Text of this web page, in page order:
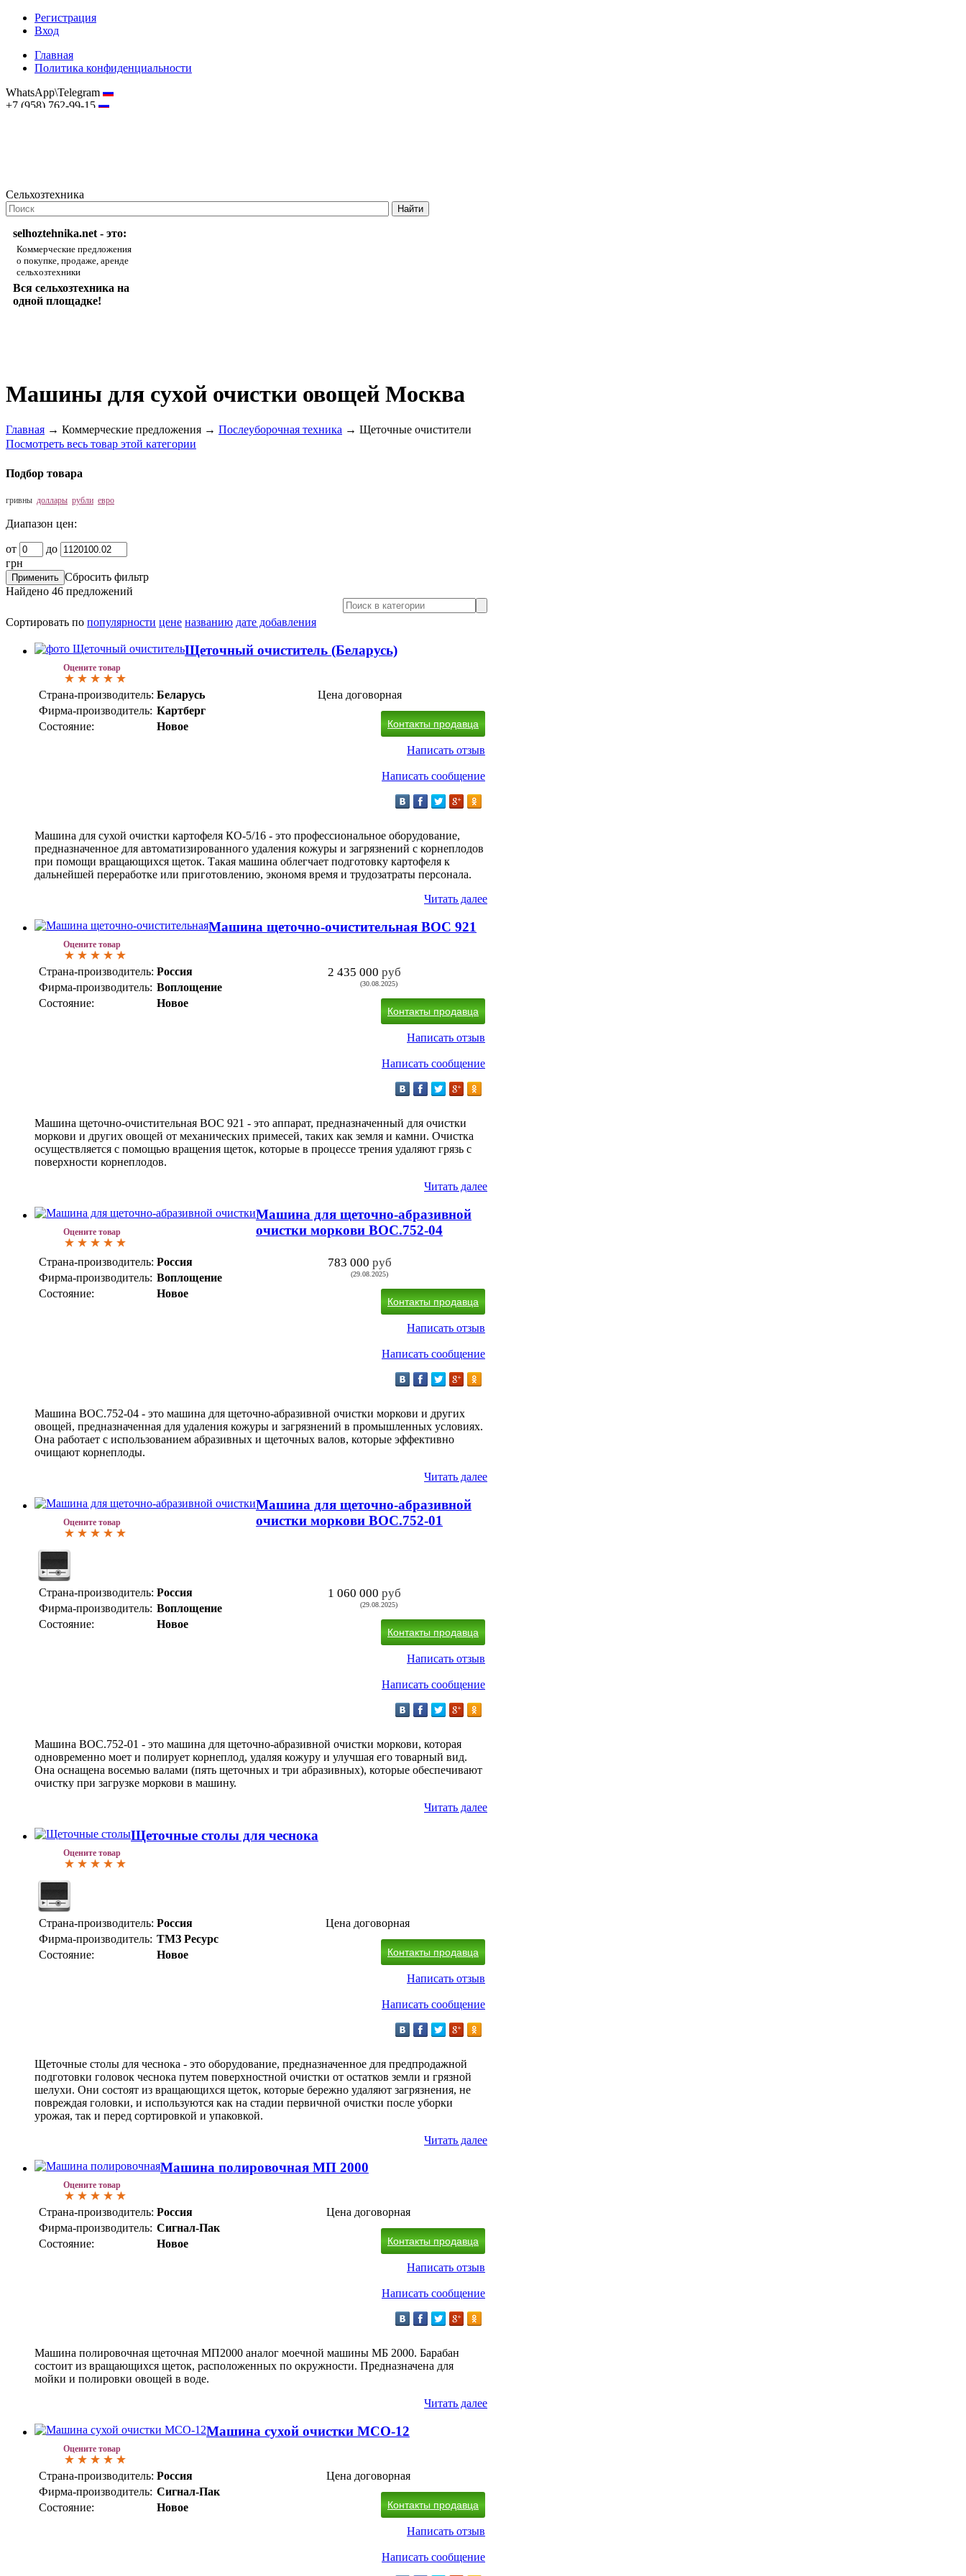
Регистрация
Вход
Главная
Политика конфиденциальности
WhatsApp\Telegram
+7 (958) 762-99-15
Сельхозтехника
selhoztehnika.net - это:
Коммерческие предложения
о покупке, продаже, аренде
сельхозтехники
Вся сельхозтехника на
одной площадке!
Машины для сухой очистки овощей Москва
Главная → Коммерческие предложения → Послеуборочная техника → Щеточные очистители
Посмотреть весь товар этой категории
Подбор товара
гривны доллары рубли евро
Диапазон цен:
от
до
грн
Сбросить фильтр
Найдено 46 предложений
Сортировать по популярности цене названию дате добавления
Оцените товар
Щеточный очиститель (Беларусь)
Страна-производитель: Беларусь
Фирма-производитель: Картберг
Состояние:
Новое
Цена договорная
Контакты продавца
Написать отзыв
Написать сообщение
Машина для сухой очистки картофеля КО-5/16 - это профессиональное оборудование,
предназначенное для автоматизированного удаления кожуры и загрязнений с корнеплодов
при помощи вращающихся щеток. Такая машина облегчает подготовку картофеля к
дальнейшей переработке или приготовлению, экономя время и трудозатраты персонала.
Читать далее
Оцените товар
Машина щеточно-очистительная ВОС 921
Страна-производитель: Россия
Фирма-производитель: Воплощение
Состояние:
Новое
2 435 000 руб
(30.08.2025)
Контакты продавца
Написать отзыв
Написать сообщение
Машина щеточно-очистительная ВОС 921 - это аппарат, предназначенный для очистки
моркови и других овощей от механических примесей, таких как земля и камни. Очистка
осуществляется с помощью вращения щеток, которые в процессе трения удаляют грязь с
поверхности корнеплодов.
Читать далее
Оцените товар
Машина для щеточно-абразивной
очистки моркови ВОС.752-04
Страна-производитель: Россия
Фирма-производитель: Воплощение
Состояние:
Новое
783 000 руб
(29.08.2025)
Контакты продавца
Написать отзыв
Написать сообщение
Машина ВОС.752-04 - это машина для щеточно-абразивной очистки моркови и других
овощей, предназначенная для удаления кожуры и загрязнений в промышленных условиях.
Она работает с использованием абразивных и щеточных валов, которые эффективно
очищают корнеплоды.
Читать далее
Оцените товар
Машина для щеточно-абразивной
очистки моркови ВОС.752-01
Страна-производитель: Россия
Фирма-производитель: Воплощение
Состояние:
Новое
1 060 000 руб
(29.08.2025)
Контакты продавца
Написать отзыв
Написать сообщение
Машина ВОС.752-01 - это машина для щеточно-абразивной очистки моркови, которая
одновременно моет и полирует корнеплод, удаляя кожуру и улучшая его товарный вид.
Она оснащена восемью валами (пять щеточных и три абразивных), которые обеспечивают
очистку при загрузке моркови в машину.
Читать далее
Оцените товар
Щеточные столы для чеснока
Страна-производитель: Россия
Фирма-производитель: ТМЗ Ресурс
Состояние:
Новое
Цена договорная
Контакты продавца
Написать отзыв
Написать сообщение
Щеточные столы для чеснока - это оборудование, предназначенное для предпродажной
подготовки головок чеснока путем поверхностной очистки от остатков земли и грязной
шелухи. Они состоят из вращающихся щеток, которые бережно удаляют загрязнения, не
повреждая головки, и используются как на стадии первичной очистки после уборки
урожая, так и перед сортировкой и упаковкой.
Читать далее
Оцените товар
Машина полировочная МП 2000
Страна-производитель: Россия
Фирма-производитель: Сигнал-Пак
Состояние:
Новое
Цена договорная
Контакты продавца
Написать отзыв
Написать сообщение
Машина полировочная щеточная МП2000 аналог моечной машины МБ 2000. Барабан
состоит из вращающихся щеток, расположенных по окружности. Предназначена для
мойки и полировки овощей в воде.
Читать далее
Оцените товар
Машина сухой очистки МСО-12
Страна-производитель: Россия
Фирма-производитель: Сигнал-Пак
Состояние:
Новое
Цена договорная
Контакты продавца
Написать отзыв
Написать сообщение